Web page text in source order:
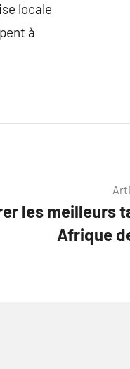
locale
à
les meilleurs
Afrique